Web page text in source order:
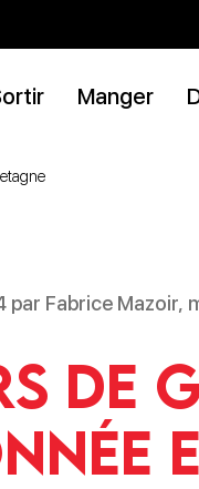
Manger
par Fabrice Mazoir,
de